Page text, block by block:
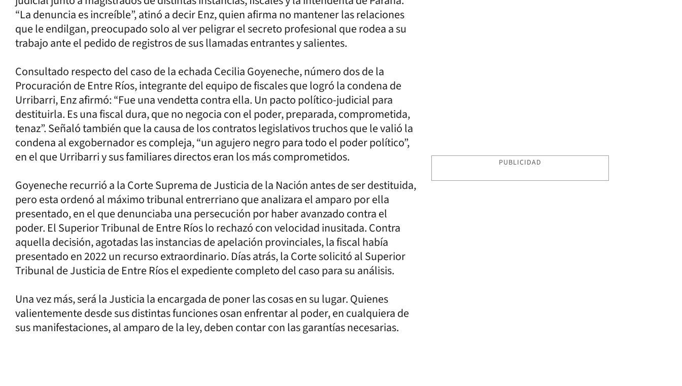
“La denuncia es increíble”, atinó a decir Enz, quien afirma no mantener las relaciones
que le endilgan, preocupado solo al ver peligrar el secreto profesional que rodea a su
trabajo ante el pedido de registros de sus llamadas entrantes y salientes.
Consultado respecto del caso de la echada Cecilia Goyeneche, número dos de la
Procuración de Entre Ríos, integrante del equipo de fiscales que logró la condena de
Urribarri, Enz afirmó: “Fue una vendetta contra ella. Un pacto político-judicial para
destituirla. Es una fiscal dura, que no negocia con el poder, preparada, comprometida,
tenaz”. Señaló también que la causa de los contratos legislativos truchos que le valió la
condena al exgobernador es compleja, “un agujero negro para todo el poder político”,
en el que Urribarri y sus familiares directos eran los más comprometidos.
Goyeneche recurrió a la Corte Suprema de Justicia de la Nación antes de ser destituida,
pero esta ordenó al máximo tribunal entrerriano que analizara el amparo por ella
presentado, en el que denunciaba una persecución por haber avanzado contra el
poder. El Superior Tribunal de Entre Ríos lo rechazó con velocidad inusitada. Contra
aquella decisión, agotadas las instancias de apelación provinciales, la fiscal había
presentado en 2022 un recurso extraordinario. Días atrás, la Corte solicitó al Superior
Tribunal de Justicia de Entre Ríos el expediente completo del caso para su análisis.
Una vez más, será la Justicia la encargada de poner las cosas en su lugar. Quienes
valientemente desde sus distintas funciones osan enfrentar al poder, en cualquiera de
sus manifestaciones, al amparo de la ley, deben contar con las garantías necesarias.
PUBLICIDAD